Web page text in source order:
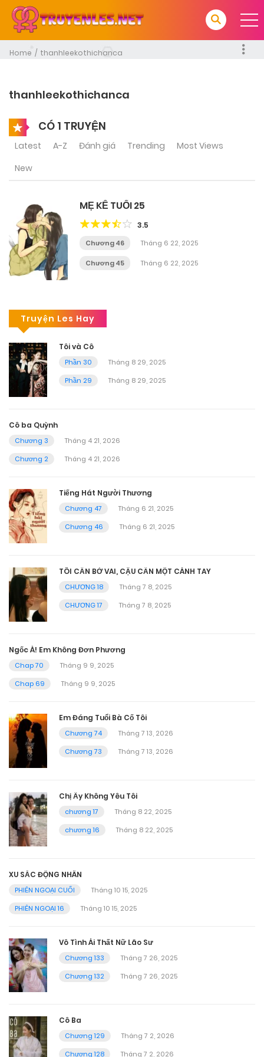
Home thanhleekothichanca
thanhleekothichanca
CÓ 1 TRUYỆN
Latest A-Z Đánh giá Trending
Most Views
New
MẸ KẾ TUỔI 25
3.5
Chương 46 Tháng 6 22, 2025
Chương 45 Tháng 6 22, 2025
Truyện Les Hay
Tôi và Cô
Phần 30
Tháng 8 29, 2025
Phần 29
Tháng 8 29, 2025
Cô ba Quỳnh
Chương 3
Tháng 4 21, 2026
Chương 2
Tháng 4 21, 2026
Tiếng Hát Người Thương
Chương 47
Tháng 6 21, 2025
Chương 46
Tháng 6 21, 2025
TÔI CẦN BỜ VAI, CẬU CẦN MỘT CÁNH TAY
CHƯƠNG 18
Tháng 7 8, 2025
CHƯƠNG 17
Tháng 7 8, 2025
Ngốc À! Em Không Đơn Phương
Chap 70
Tháng 9 9, 2025
Chap 69
Tháng 9 9, 2025
Em Đáng Tuổi Bà Cố Tôi
Chương 74
Tháng 7 13, 2026
Chương 73
Tháng 7 13, 2026
Chị Ấy Không Yêu Tôi
chương 17
Tháng 8 22, 2025
chương 16
Tháng 8 22, 2025
XU SẮC ĐỘNG NHÂN
PHIÊN NGOẠI CUỐI
Tháng 10 15, 2025
PHIÊN NGOẠI 16
Tháng 10 15, 2025
Vô Tình Ái Thất Nữ Lão Sư
Chương 133
Tháng 7 26, 2025
Chương 132
Tháng 7 26, 2025
Cô Ba
Chương 129
Tháng 7 2, 2026
Chương 128
Tháng 7 2, 2026